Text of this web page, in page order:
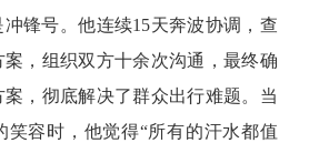
锋号。他连续15天奔波协调，查
，组织双方十余次沟通，最终确
，彻底解决了群众出行难题。当
笑容时，他觉得“所有的汗水都值